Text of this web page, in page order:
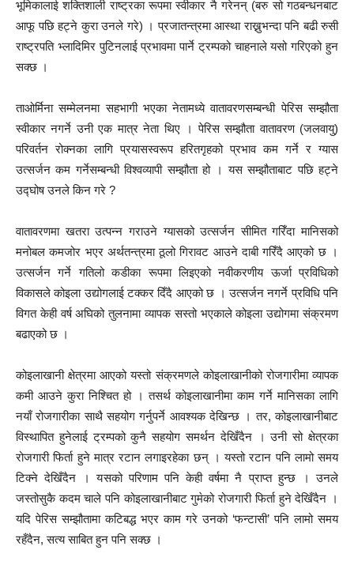
भूमिकालाई शक्तिशाली राष्ट्रका रूपमा स्वीकार नै गरेनन् (बरु सो गठबन्धनबाट
आफू पछि हट्ने कुरा उनले गरे) । प्रजातन्त्रमा आस्था राख्नुभन्दा पनि बढी रुसी
राष्ट्रपति भ्लादिमिर पुटिनलाई प्रभावमा पार्ने ट्रम्पको चाहनाले यसो गरिएको हुन
सक्छ ।
ताओर्मिना सम्मेलनमा सहभागी भएका नेतामध्ये वातावरणसम्बन्धी पेरिस सम्झौता
स्वीकार नगर्ने उनी एक मात्र नेता थिए । पेरिस सम्झौता वातावरण (जलवायु)
परिवर्तन रोक्नका लागि प्रयासस्वरूप हरितगृहको प्रभाव कम गर्ने र ग्यास
उत्सर्जन कम गर्नेसम्बन्धी विश्वव्यापी सम्झौता हो । यस सम्झौताबाट पछि हट्ने
उद्घोष उनले किन गरे ?
वातावरणमा खतरा उत्पन्न गराउने ग्यासको उत्सर्जन सीमित गरिँदा मानिसको
मनोबल कमजोर भएर अर्थतन्त्रमा ठूलो गिरावट आउने दाबी गरिँदै आएको छ ।
उत्सर्जन गर्ने गतिलो कडीका रूपमा लिइएको नवीकरणीय ऊर्जा प्रविधिको
विकासले कोइला उद्योगलाई टक्कर दिँदै आएको छ । उत्सर्जन नगर्ने प्रविधि पनि
विगत केही वर्ष अघिको तुलनामा व्यापक सस्तो भएकाले कोइला उद्योगमा संक्रमण
बढाएको छ ।
कोइलाखानी क्षेत्रमा आएको यस्तो संक्रमणले कोइलाखानीको रोजगारीमा व्यापक
कमी आउने कुरा निश्चित हो । तसर्थ कोइलाखानीमा काम गर्ने मानिसका लागि
नयाँ रोजगारीका साथै सहयोग गर्नुपर्ने आवश्यक देखिन्छ । तर, कोइलाखानीबाट
विस्थापित हुनेलाई ट्रम्पको कुनै सहयोग समर्थन देखिँदैन । उनी सो क्षेत्रका
रोजगारी फिर्ता हुने मात्र रटान लगाइरहेका छन् । यस्तो रटान पनि लामो समय
टिक्ने देखिँदैन । यसको परिणाम पनि केही वर्षमा नै प्राप्त हुन्छ । उनले
जस्तोसुकै कदम चाले पनि कोइलाखानीबाट गुमेको रोजगारी फिर्ता हुने देखिँदैन ।
यदि पेरिस सम्झौतामा कटिबद्ध भएर काम गरे उनको ‘फन्टासी’ पनि लामो समय
रहँदैन, सत्य साबित हुन पनि सक्छ ।